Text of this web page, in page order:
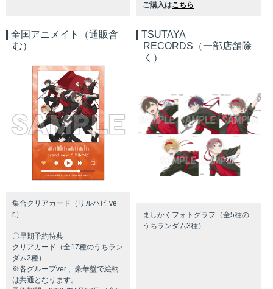
ご購入はこちら
全国アニメイト（通販含
む）
集合クリアカード（リルハピ ve
r.）
〇早期予約特典
クリアカード（全17種のうちラン
ダム2種）
※各グループver.、豪華盤で絵柄
は共通となります。
TSUTAYA
RECORDS（一部店舗除
く）
ましかくフォトグラフ（全5種の
うちランダム3種）